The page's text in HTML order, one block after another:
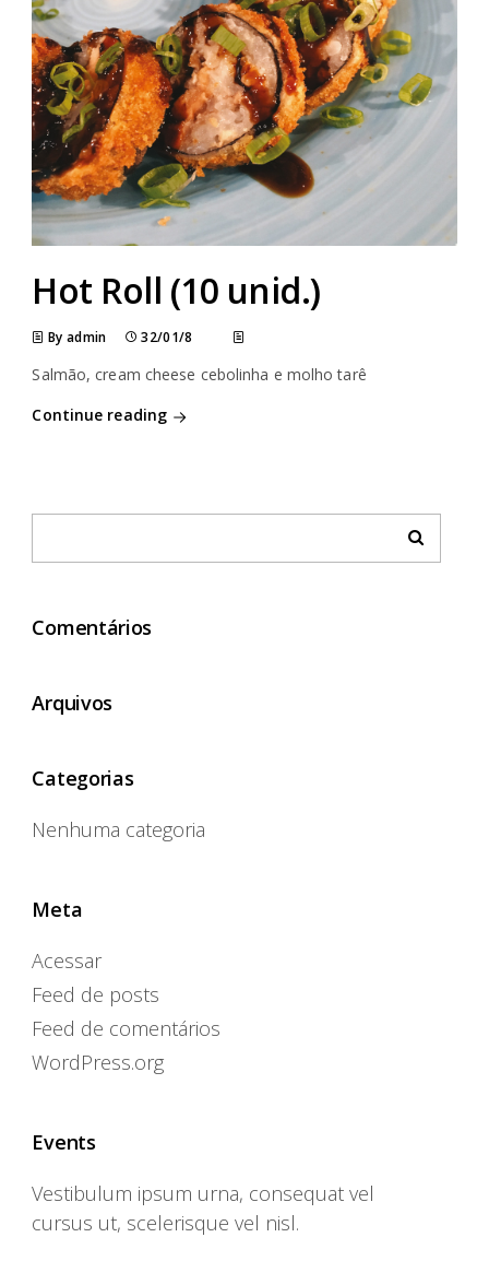
Hot Roll (10 unid.)
By admin 32/01/8
Salmão, cream cheese cebolinha e molho tarê
Continue reading
Comentários
Arquivos
Categorias
Nenhuma categoria
Meta
Acessar
Feed de posts
Feed de comentários
WordPress.org
Events
Vestibulum ipsum urna, consequat vel
cursus ut, scelerisque vel nisl.